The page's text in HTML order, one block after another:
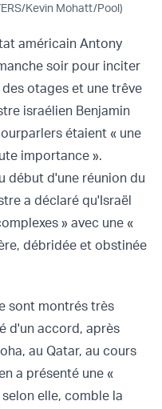
Kevin Mohatt/Pool)
américain Antony
soir pour inciter
otages et une trêve
israélien Benjamin
étaient « une
importance ».
début d'une réunion du
a déclaré qu'Israël
» avec une «
débridée et obstinée
sont montrés très
d'un accord, après
au Qatar, au cours
a présenté une «
selon elle, comble la